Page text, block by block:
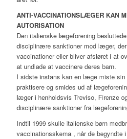
ANTI-VACCINATIONSLÆGER KAN
AUTORISATION
Den italienske lægeforening
disciplinære sanktioner mod læger,
vaccinationer eller bliver afsløret i at
at undlade at vaccinere deres barn.
I sidste instans kan en læge miste sin
praktisere og smides ud af
læger i henholdsvis Treviso, Firenze
disciplinære sanktioner fra
Indtil 1999 skulle italienske børn
vaccinationsskema , når de begyndte